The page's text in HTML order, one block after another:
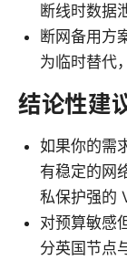
断线时数据
断网备用方
为临时替代
结论性建
如果你的需
有稳定的网
私保护强的
对预算敏感
分英国节点